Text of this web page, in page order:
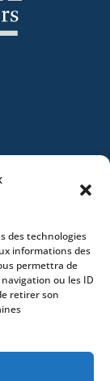
des technologies
informations des
permettra de
ou les ID
retirer son
– France –